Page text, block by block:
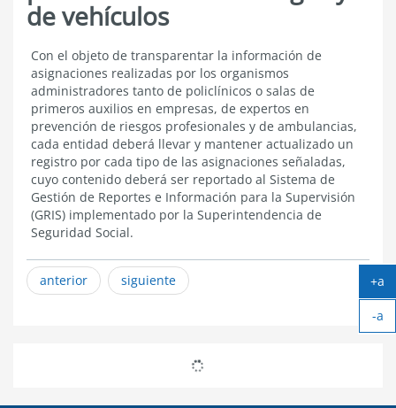
de vehículos
Registro
de
policlínicos,
de
prevencionistas
de
riesgos
y
de
vehículos
Con el objeto de transparentar la información de
asignaciones realizadas por los organismos
administradores tanto de policlínicos o salas de
primeros auxilios en empresas, de expertos en
prevención de riesgos profesionales y de ambulancias,
cada entidad deberá llevar y mantener actualizado un
registro por cada tipo de las asignaciones señaladas,
cuyo contenido deberá ser reportado al Sistema de
Gestión de Reportes e Información para la Supervisión
(GRIS) implementado por la Superintendencia de
Seguridad Social.
anterior siguiente
+a
-a